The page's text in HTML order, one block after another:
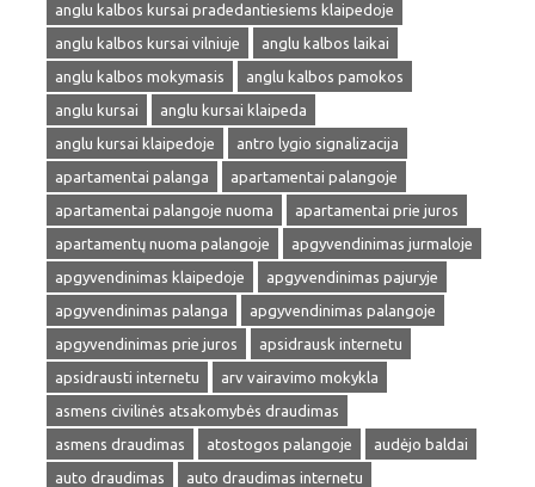
anglu kalbos kursai pradedantiesiems klaipedoje
anglu kalbos kursai vilniuje
anglu kalbos laikai
anglu kalbos mokymasis
anglu kalbos pamokos
anglu kursai
anglu kursai klaipeda
anglu kursai klaipedoje
antro lygio signalizacija
apartamentai palanga
apartamentai palangoje
apartamentai palangoje nuoma
apartamentai prie juros
apartamentų nuoma palangoje
apgyvendinimas jurmaloje
apgyvendinimas klaipedoje
apgyvendinimas pajuryje
apgyvendinimas palanga
apgyvendinimas palangoje
apgyvendinimas prie juros
apsidrausk internetu
apsidrausti internetu
arv vairavimo mokykla
asmens civilinės atsakomybės draudimas
asmens draudimas
atostogos palangoje
audėjo baldai
auto draudimas
auto draudimas internetu